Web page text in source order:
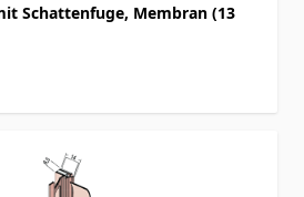
Schattenfuge, Membran (13